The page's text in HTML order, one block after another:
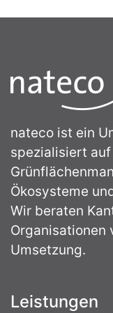
nateco ist ein
spezialisiert auf
Ökosysteme
Wir beraten
Organisationen
Umsetzung.
Leistungen